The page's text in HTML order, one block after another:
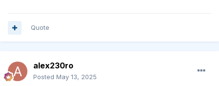
Quote
alex230ro
Posted May 13, 2025